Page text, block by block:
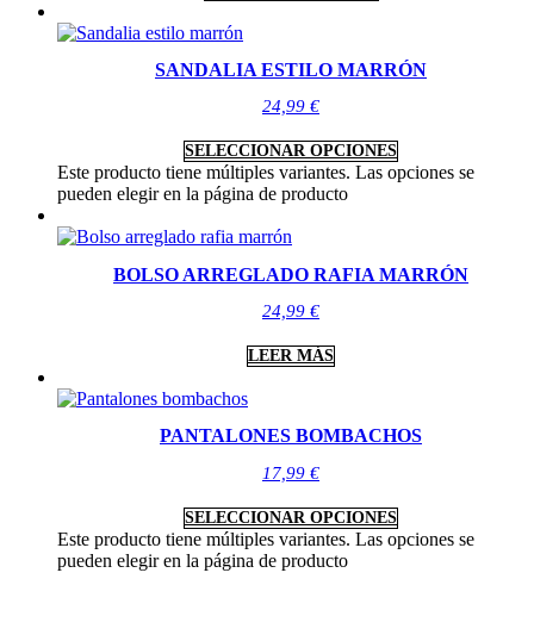
SANDALIA ESTILO MARRÓN
24,99 €
SELECCIONAR OPCIONES
Este producto tiene múltiples variantes. Las opciones se
pueden elegir en la página de producto
BOLSO ARREGLADO RAFIA MARRÓN
24,99 €
LEER MÁS
PANTALONES BOMBACHOS
17,99 €
SELECCIONAR OPCIONES
Este producto tiene múltiples variantes. Las opciones se
pueden elegir en la página de producto